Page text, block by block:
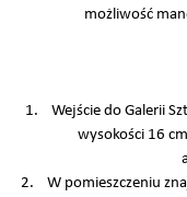
możliwość
1. Wejście do Galerii
wysokości 16
2. W pomieszczeniu